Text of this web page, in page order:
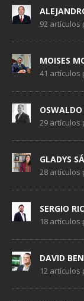
92 artículos
MOISES
41 artículos
29 artículos
GLADYS
28 artículos
SERGIO
18 artículos
DAVID
12 artículos